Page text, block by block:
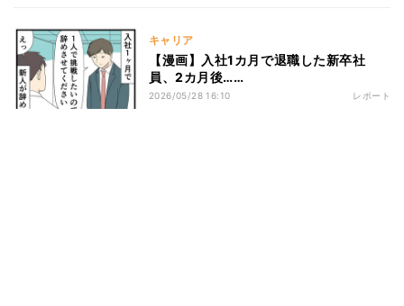
キャリア
【漫画】入社1カ月で退職した新卒社
員、2カ月後……
2026/05/28 16:10 レポート